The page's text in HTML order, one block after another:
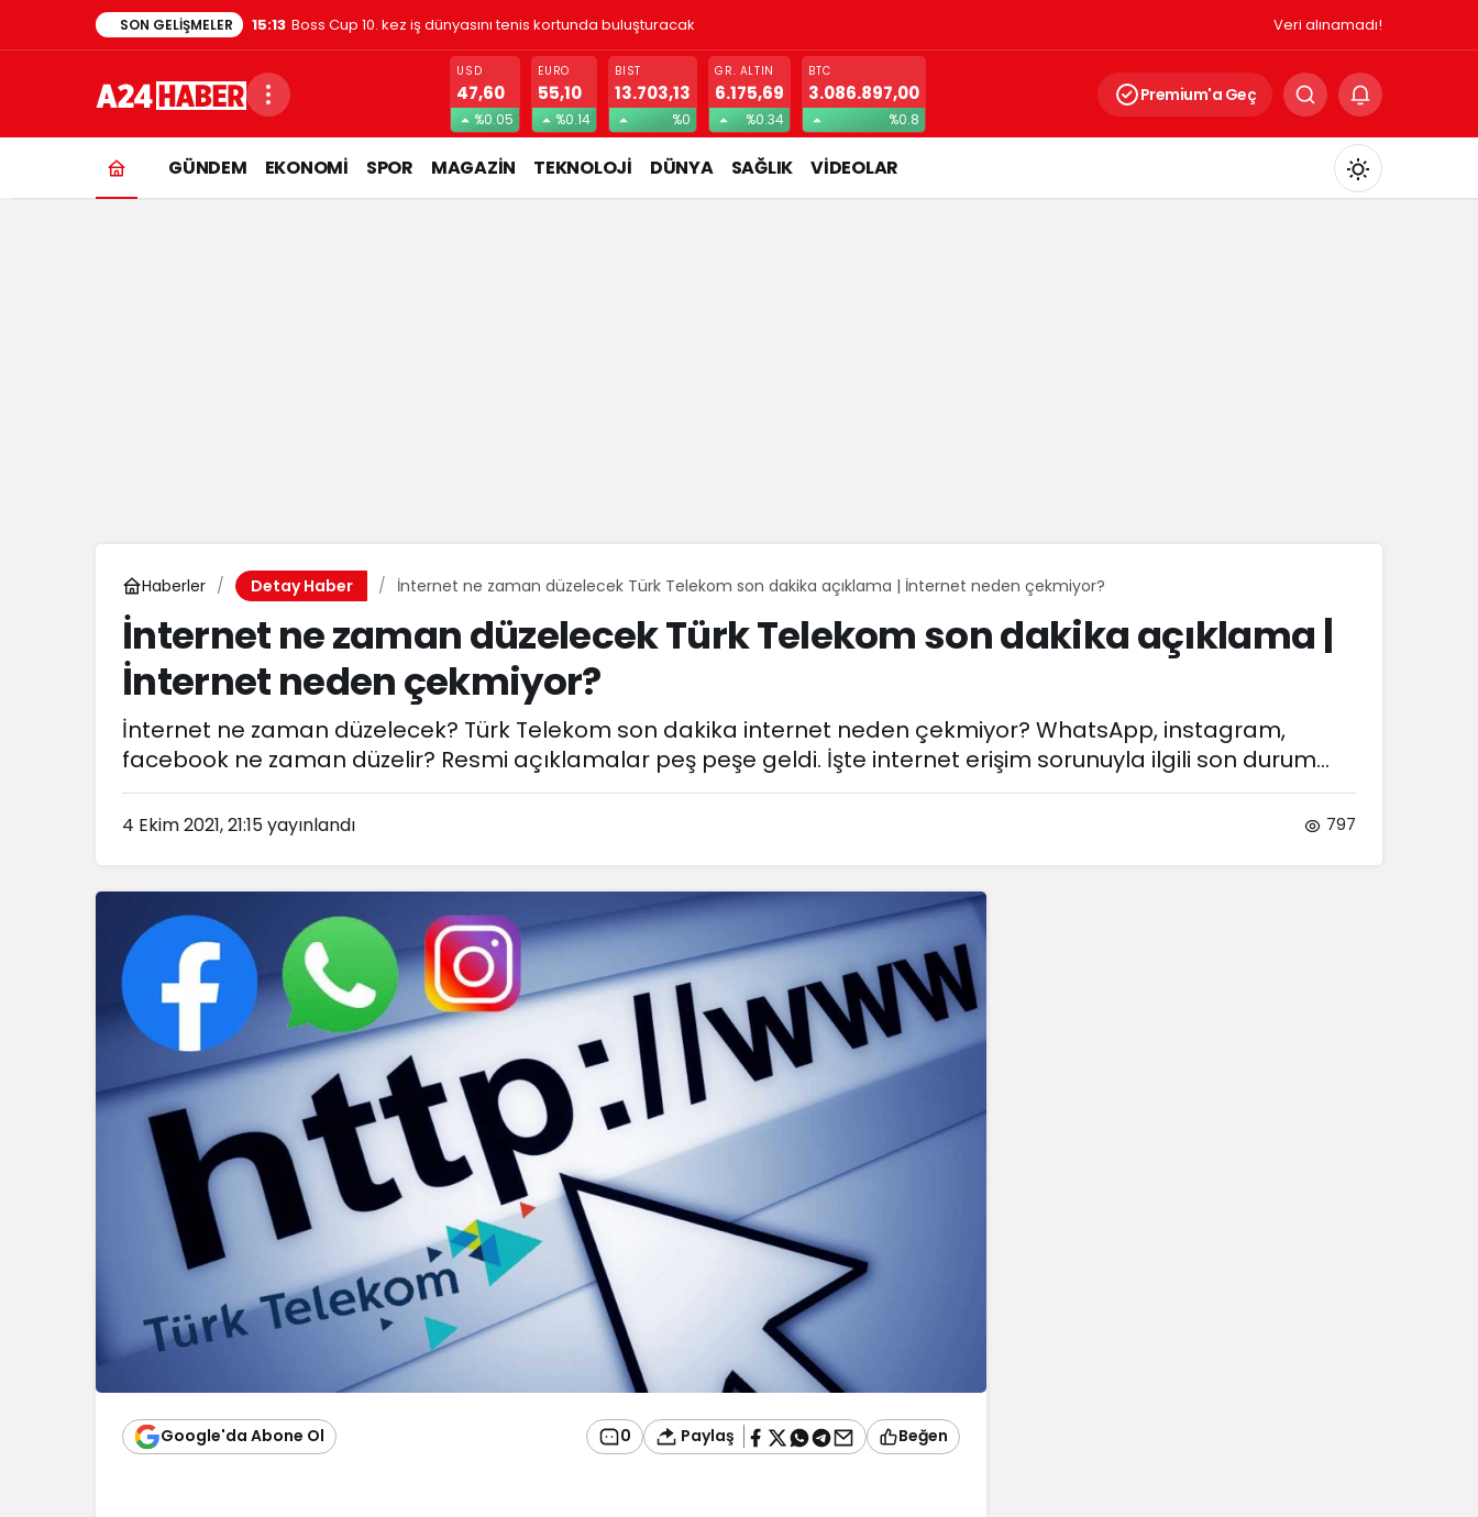
SON GELIŞMELER 1:48 Evde kedi besleyenler dikkat! Gizlice yerleşen parazit, görme kaybına yol açıyor Veri alınamadı!
USD
47,60
%0.05
EURO
55,10
%0.14
BIST
13.703,13
%0
GR. ALTIN
6.175,69
%0.34
BTC
3.086.897,00
%0.8
Premium'a Geç
GÜNDEM EKONOMİ SPOR MAGAZİN TEKNOLOJİ DÜNYA SAĞLIK VİDEOLAR
Mod
Haberler Detay Haber İnternet ne zaman düzelecek Türk Telekom son dakika açıklama | İnternet neden çekmiyor?
İnternet ne zaman düzelecek Türk Telekom son dakika açıklama |
İnternet neden çekmiyor?
İnternet ne zaman düzelecek? Türk Telekom son dakika internet neden çekmiyor? WhatsApp, instagram,
facebook ne zaman düzelir? Resmi açıklamalar peş peşe geldi. İşte internet erişim sorunuyla ilgili son durum...
4 Ekim 2021, 21:15yayınlandı 797
Google'da Abone Ol 0 Paylaş Beğen